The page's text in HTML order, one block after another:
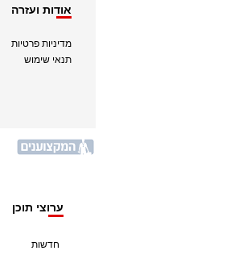
אודות ועזרה
מדיניות פרטיות
תנאי שימוש
ערוצי תוכן
חדשות